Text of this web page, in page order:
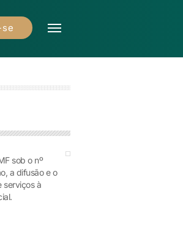
sob o nº
a difusão e o
serviços à